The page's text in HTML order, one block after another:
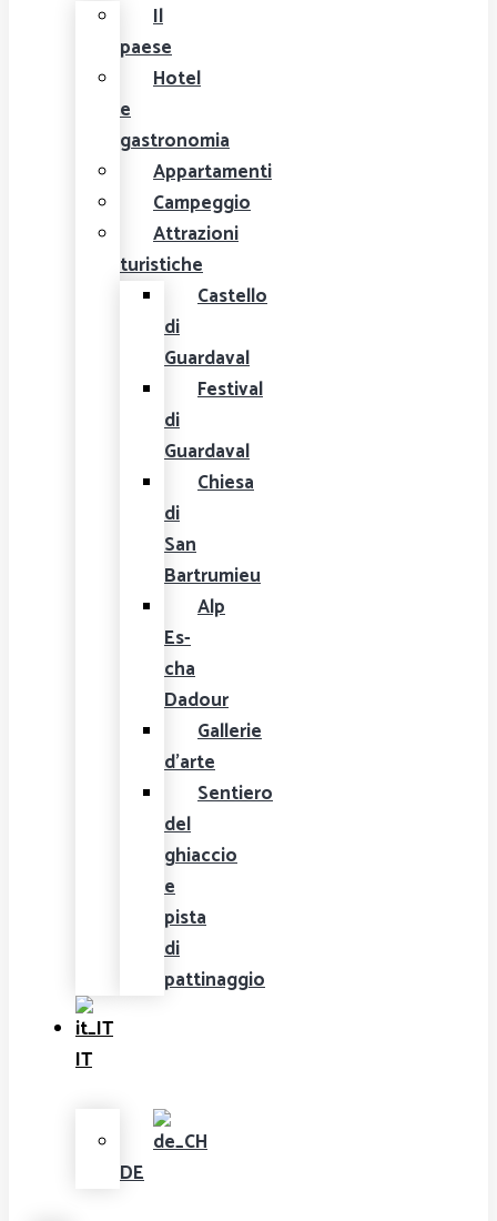
Il
paese
Hotel
e
gastronomia
Appartamenti
Campeggio
Attrazioni
turistiche
Castello
di
Guardaval
Festival
di
Guardaval
Chiesa
di
San
Bartrumieu
Alp
Es-
cha
Dadour
Gallerie
d'arte
Sentiero
del
ghiaccio
e
pista
di
pattinaggio
IT
DE